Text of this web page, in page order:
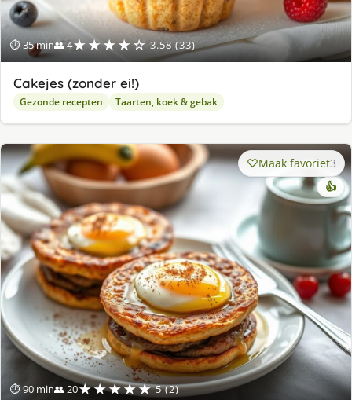
⏱ 35 min👥 4★★★★☆ 3.58 (33)
Cakejes (zonder ei!)
Gezonde recepten Taarten, koek & gebak
⏱ 90 min👥 20★★★★★ 5 (2)
Maak favoriet3
👍